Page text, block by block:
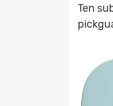
Ten